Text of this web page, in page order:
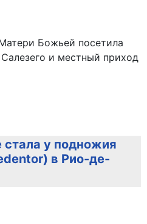
Божьей посетила
и местный приход
у подножия
в Рио-де-